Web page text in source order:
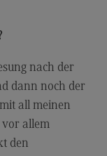
nach der
dann noch der
all meinen
allem
den